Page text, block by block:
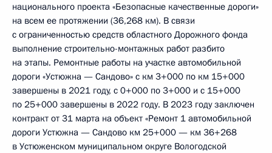
национального проекта «Безопасные качественные дороги»
на всем ее протяжении (36,268 км). В связи
с ограниченностью средств областного Дорожного фонда
выполнение строительно-монтажных работ разбито
на этапы. Ремонтные работы на участке автомобильной
дороги «Устюжна — Сандово» с км 3+000 по км 15+000
завершены в 2021 году, с 0+000 по 3+000 и с 15+000
по 25+000 завершены в 2022 году. В 2023 году заключен
контракт от 31 марта на объект «Ремонт 1 автомобильной
дороги Устюжна — Сандово км 25+000 — км 36+268
в Устюженском муниципальном округе Вологодской